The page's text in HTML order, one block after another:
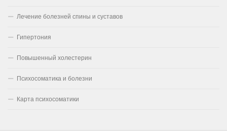
Лечение болезней спины и суставов
Гипертония
Повышенный холестерин
Психосоматика и болезни
Карта психосоматики